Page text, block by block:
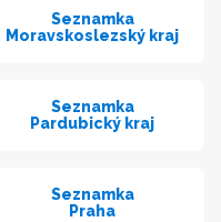
Seznamka
Moravskoslezský kraj
Seznamka
Pardubický kraj
Seznamka
Praha